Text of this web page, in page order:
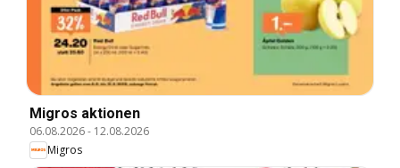
Migros aktionen
06.08.2026- 12.08.2026
Migros